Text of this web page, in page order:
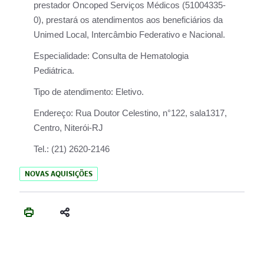
prestador Oncoped Serviços Médicos (51004335-
0), prestará os atendimentos aos beneficiários da
Unimed Local, Intercâmbio Federativo e Nacional.
Especialidade: Consulta de Hematologia
Pediátrica.
Tipo de atendimento: Eletivo.
Endereço: Rua Doutor Celestino, n°122, sala1317,
Centro, Niterói-RJ
Tel.: (21) 2620-2146
NOVAS AQUISIÇÕES